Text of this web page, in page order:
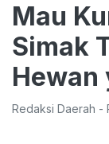
Mau
Simak
Hewan
Redaksi Daerah -